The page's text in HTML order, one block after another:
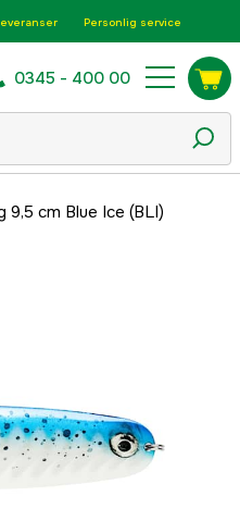
Personlig service
0345 - 400 00
9,5 cm Blue Ice (BLI)